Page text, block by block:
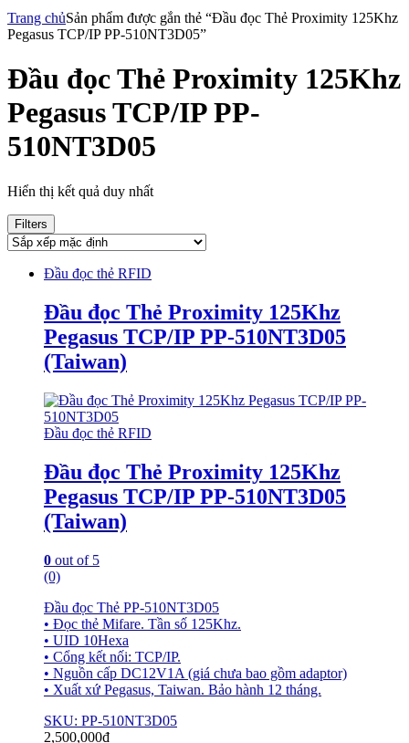
Trang chủSản phẩm được gắn thẻ “Đầu đọc Thẻ Proximity 125Khz
Pegasus TCP/IP PP-510NT3D05”
Đầu đọc Thẻ Proximity 125Khz
Pegasus TCP/IP PP-
510NT3D05
Hiển thị kết quả duy nhất
Filters
Đầu đọc thẻ RFID
Đầu đọc Thẻ Proximity 125Khz
Pegasus TCP/IP PP-510NT3D05
(Taiwan)
Đầu đọc thẻ RFID
Đầu đọc Thẻ Proximity 125Khz
Pegasus TCP/IP PP-510NT3D05
(Taiwan)
0 out of 5
(0)
Đầu đọc Thẻ PP-510NT3D05
• Đọc thẻ Mifare. Tần số 125Khz.
• UID 10Hexa
• Cổng kết nối: TCP/IP.
• Nguồn cấp DC12V1A (giá chưa bao gồm adaptor)
• Xuất xứ Pegasus, Taiwan. Bảo hành 12 tháng.
SKU: PP-510NT3D05
2,500,000₫